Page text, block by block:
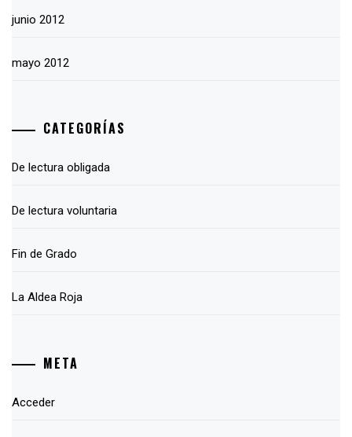
junio 2012
mayo 2012
CATEGORÍAS
De lectura obligada
De lectura voluntaria
Fin de Grado
La Aldea Roja
META
Acceder